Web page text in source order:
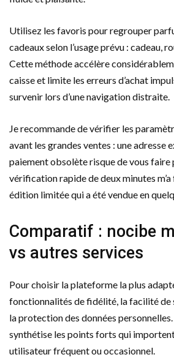
Utilisez les favoris pour regrouper
cadeaux selon l’usage prévu : cadeau,
Cette méthode accélère
caisse et limite les erreurs d’achat
survenir lors d’une navigation distraite.
Je recommande de vérifier les
avant les grandes ventes : une adresse
paiement obsolète risque de vous faire
vérification rapide de deux minutes
édition limitée qui a été vendue en
Comparatif : nocibe
vs autres services
Pour choisir la plateforme la plus
fonctionnalités de fidélité, la facilité de
la protection des données
synthétise les points forts qui
utilisateur fréquent ou occasionnel.